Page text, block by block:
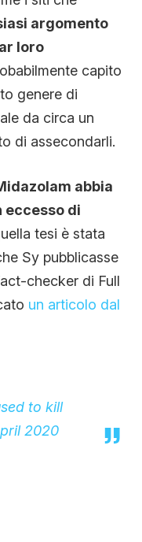
argomento
loro
capito
genere di
da circa un
di assecondarli.
abbia
eccesso di
tesi è stata
Sy pubblicasse
checker di Full
un articolo dal
to kill
l 2020